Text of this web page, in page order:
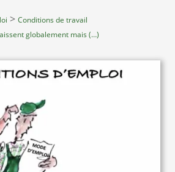
> Conditions de travail
globalement mais (…)